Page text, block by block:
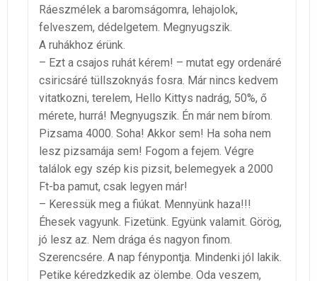
Ráeszmélek a baromságomra, lehajolok,
felveszem, dédelgetem. Megnyugszik.
A ruhákhoz érünk.
– Ezt a csajos ruhát kérem! – mutat egy ordenáré
csiricsáré tüllszoknyás fosra. Már nincs kedvem
vitatkozni, terelem, Hello Kittys nadrág, 50%, ő
mérete, hurrá! Megnyugszik. Én már nem bírom.
Pizsama 4000. Soha! Akkor sem! Ha soha nem
lesz pizsamája sem! Fogom a fejem. Végre
találok egy szép kis pizsit, belemegyek a 2000
Ft-ba pamut, csak legyen már!
– Keressük meg a fiúkat. Mennyünk haza!!!
Éhesek vagyunk. Fizetünk. Együnk valamit. Görög,
jó lesz az. Nem drága és nagyon finom.
Szerencsére. A nap fénypontja. Mindenki jól lakik.
Petike kéredzkedik az ölembe. Oda veszem,